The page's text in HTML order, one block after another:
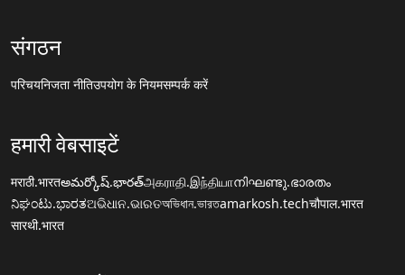
संगठन
परिचयनिजता नीतिउपयोग के नियमसम्पर्क करें
हमारी वेबसाइटें
मराठी.भारतఅమర్కోష్.భారత్அகராதி.இந்தியாനിഘണ്ടു.ഭാരതം
ನಿಘಂಟು.ಭಾರತଅଭିଧାନ.ଭାରତঅভিধান.ভারতamarkosh.techचौपाल.भारत
सारथी.भारत